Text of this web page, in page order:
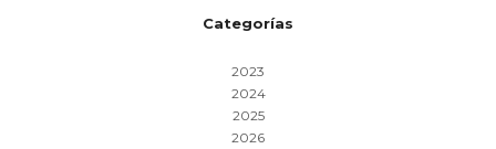
Categorías
2023
2024
2025
2026